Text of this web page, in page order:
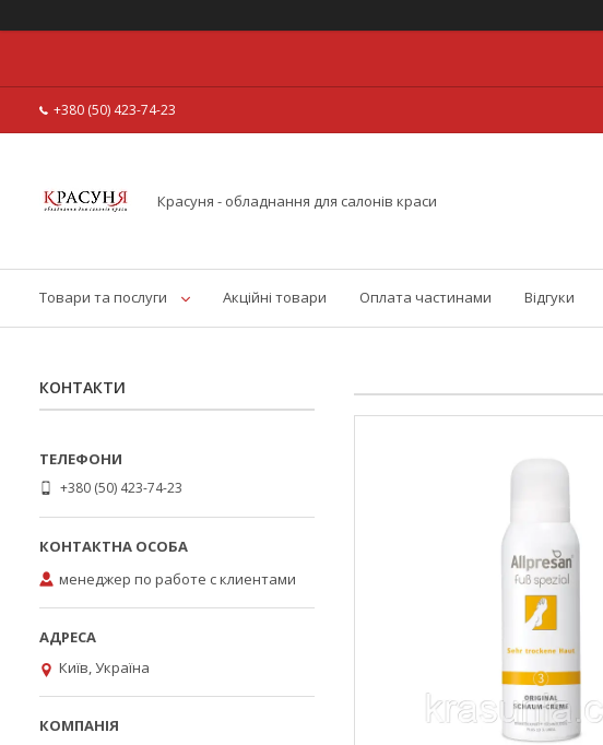
+380 (50) 423-74-23
Красуня - обладнання для салонів краси
Товари та послуги Акційні товари Оплата частинами Відгуки
КОНТАКТИ
+380 (50) 423-74-23
менеджер по работе с клиентами
Київ, Україна